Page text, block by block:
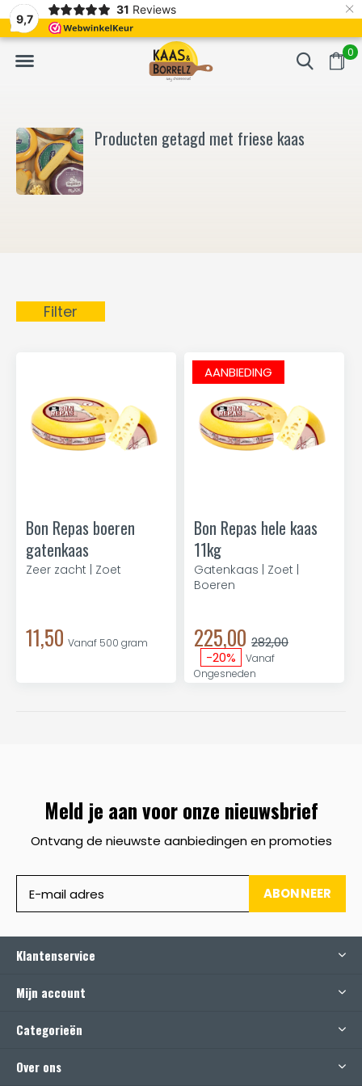
9,7
31 Reviews ×
0
Vers van het mes en gevacumeerd Vaak volgende
Producten getagd met friese kaas
Filter
Bon Repas boeren
gatenkaas
Zeer zacht | Zoet
11,50 Vanaf 500 gram
AANBIEDING
Bon Repas hele kaas
11kg
Gatenkaas | Zoet |
Boeren
225,00 282,00
-20%
Vanaf
Ongesneden
Meld je aan voor onze nieuwsbrief
Ontvang de nieuwste aanbiedingen en promoties
ABONNEER
Klantenservice
Mijn account
Categorieën
Over ons